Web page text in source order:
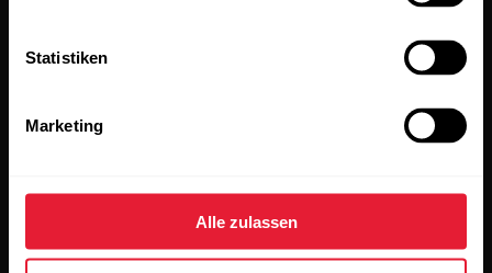
Statistiken
Marketing
Alle zulassen
einverstanden, E-Mails von Polar zu erhalten und bestätigst,